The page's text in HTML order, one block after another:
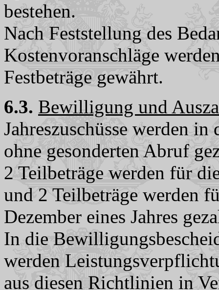
bestehen.
Nach Feststellung des
Kostenvoranschläge
Festbeträge gewährt.
6.3. Bewilligung und
Jahreszuschüsse werden
ohne gesonderten Abruf
2 Teilbeträge werden für
und 2 Teilbeträge werden
Dezember eines Jahres
In die
werden
aus diesen Richtlinien in